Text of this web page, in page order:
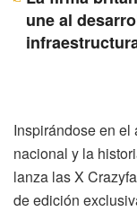
une al
Inspirándose en el
nacional y la
lanza las X
de edición